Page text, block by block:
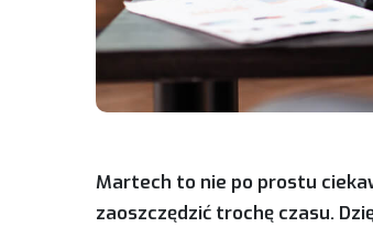
Martech to nie po prostu
zaoszczędzić trochę czasu.